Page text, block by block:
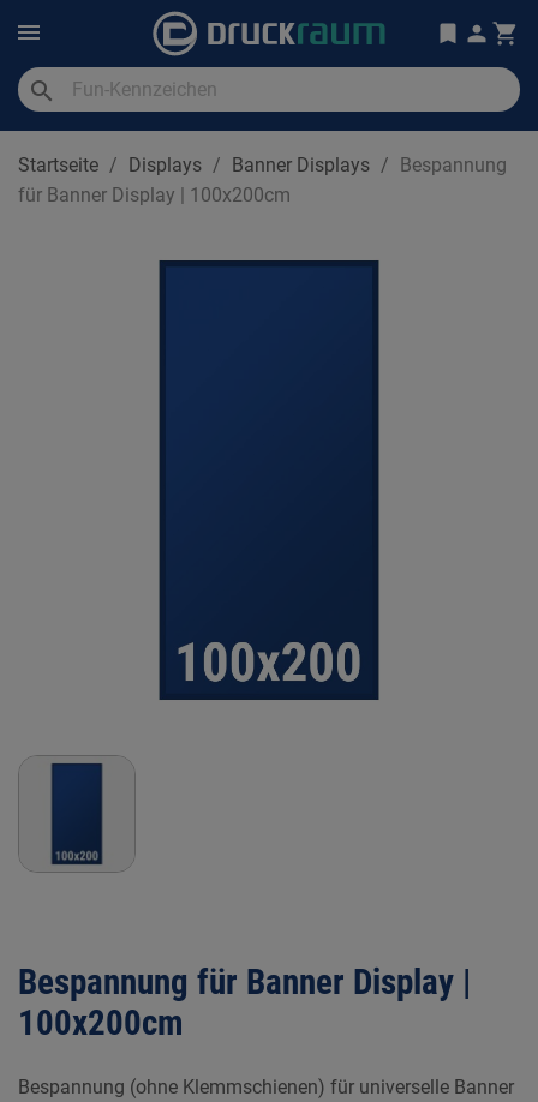
search
Startseite Displays Banner Displays
Bespannung
für Banner Display | 100x200cm
Bespannung für Banner Display |
100x200cm
Bespannung (ohne Klemmschienen) für universelle Banner